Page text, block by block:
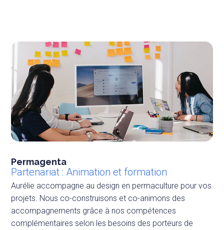
Permagenta
Partenariat : Animation et formation
Aurélie accompagne au design en permaculture pour vos
projets. Nous co-construisons et co-animons des
accompagnements grâce à nos compétences
complémentaires selon les besoins des porteurs de